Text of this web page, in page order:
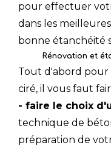
pour effectuer
dans les
bonne étanchéité
Rénovation et
Tout d'abord pour
ciré, il vous faut
- faire le choix
technique de
préparation de